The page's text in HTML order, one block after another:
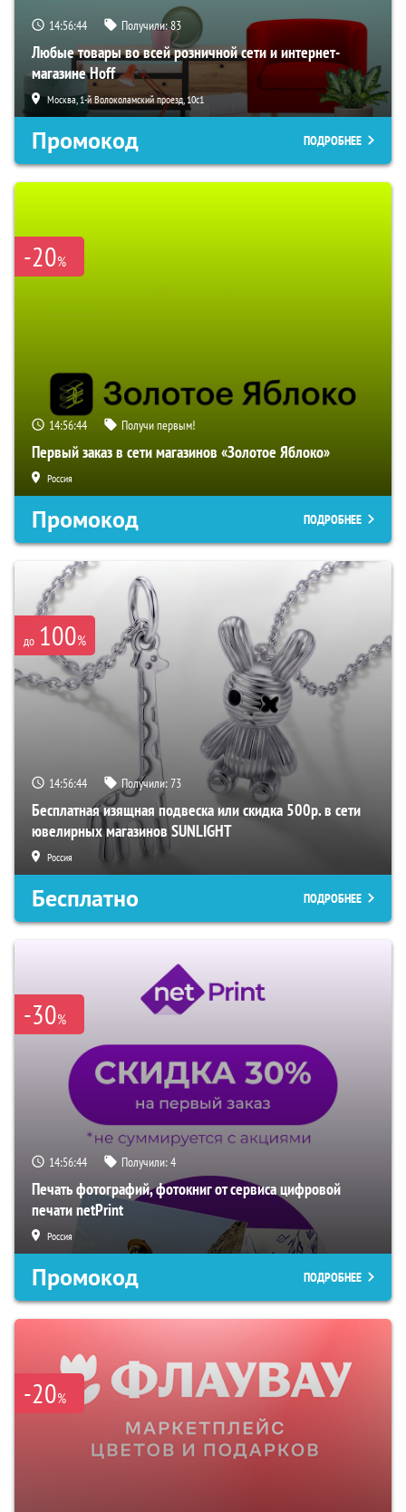
14:56:43 Получили:83
Любые товары во всей розничной сети и интернет-
магазине Hoff
Москва, 1-й Волоколамский проезд, 10с1
Промокод ПОДРОБНЕЕ
-20%
14:56:43 Получи первым!
Первый заказ в сети магазинов «Золотое Яблоко»
Россия
Промокод ПОДРОБНЕЕ
до 100%
14:56:43 Получили:73
Бесплатная изящная подвеска или скидка 500р. в сети
ювелирных магазинов SUNLIGHT
Россия
Бесплатно ПОДРОБНЕЕ
-30%
14:56:43 Получили:4
Печать фотографий, фотокниг от сервиса цифровой
печати netPrint
Россия
Промокод ПОДРОБНЕЕ
-20%